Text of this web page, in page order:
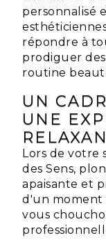
personnalisé
répondre à
prodiguer
routine
UN
UNE
Lors de votre
des Sens,
apaisante et
d'un moment
vous